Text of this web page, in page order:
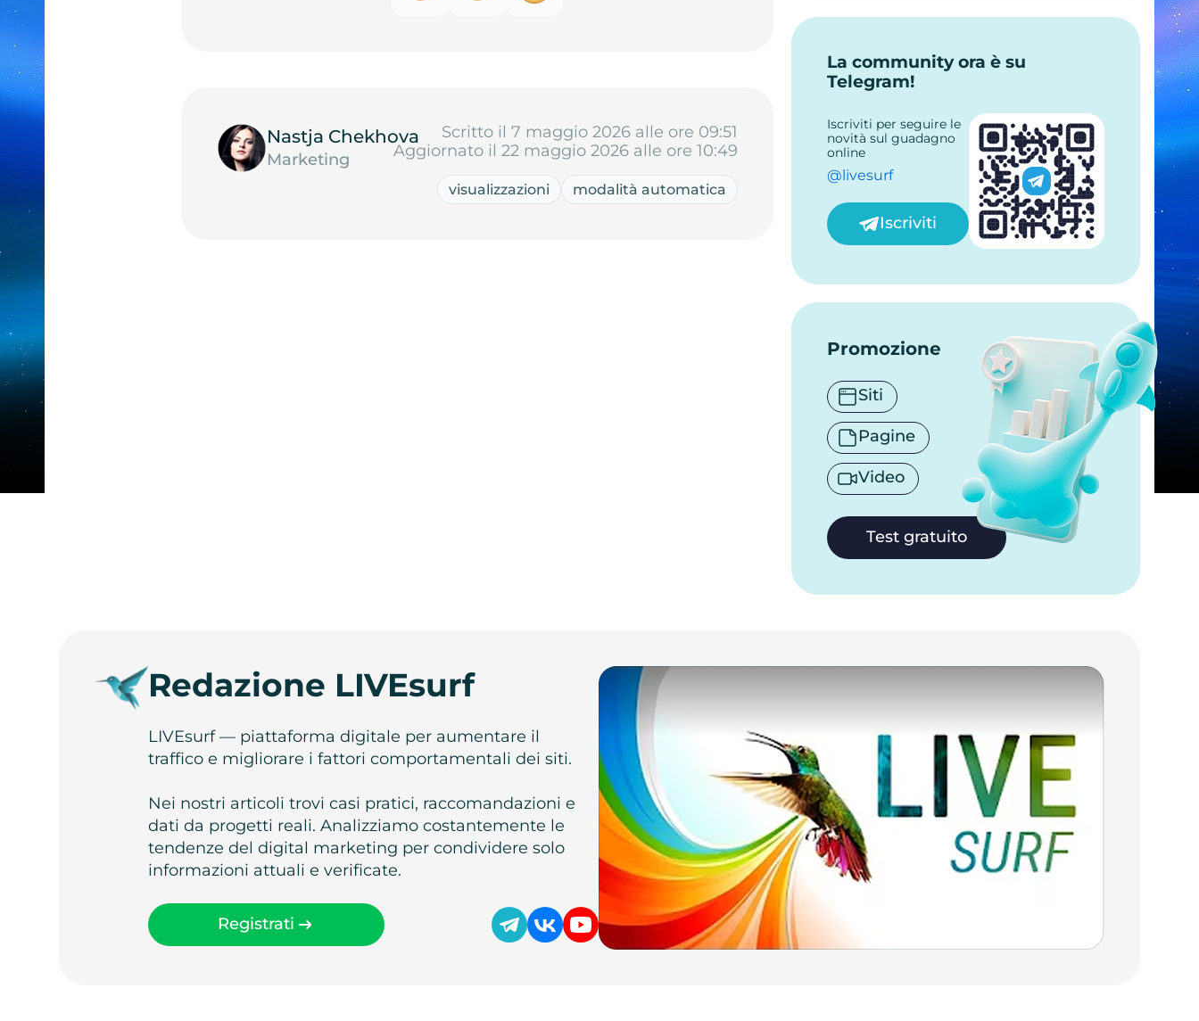
Nastja Chekhova
Marketing
Scritto il 7 maggio 2026 alle ore 09:51
Aggiornato il 22 maggio 2026 alle ore 10:49
visualizzazioni modalità automatica
La community ora è su
Telegram!
Iscriviti per seguire le
novità sul guadagno
online
@livesurf
Iscriviti
Promozione
Siti
Pagine
Video
Test gratuito
Redazione LIVEsurf
LIVEsurf — piattaforma digitale per aumentare il
traffico e migliorare i fattori comportamentali dei siti.
Nei nostri articoli trovi casi pratici, raccomandazioni e
dati da progetti reali. Analizziamo costantemente le
tendenze del digital marketing per condividere solo
informazioni attuali e verificate.
Registrati